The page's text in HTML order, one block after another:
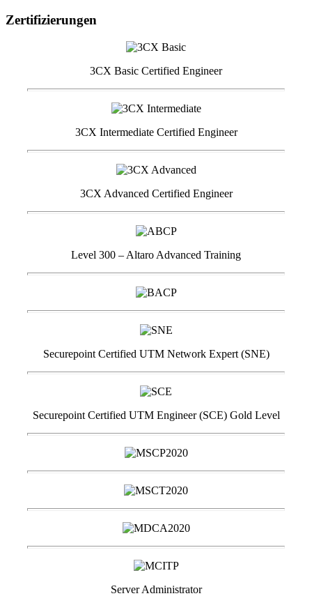
Zertifizierungen
3CX Basic Certified Engineer
3CX Intermediate Certified Engineer
3CX Advanced Certified Engineer
Level 300 – Altaro Advanced Training
Securepoint Certified UTM Network Expert (SNE)
Securepoint Certified UTM Engineer (SCE) Gold Level
Server Administrator